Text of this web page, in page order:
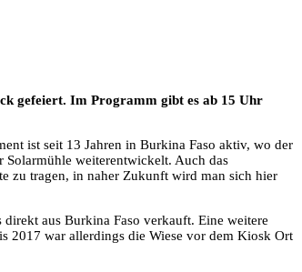
gefeiert. Im Programm gibt es ab 15 Uhr
ist seit 13 Jahren in Burkina Faso aktiv, wo der
Solarmühle weiterentwickelt. Auch das
zu tragen, in naher Zukunft wird man sich hier
aus Burkina Faso verkauft. Eine weitere
2017 war allerdings die Wiese vor dem Kiosk Ort